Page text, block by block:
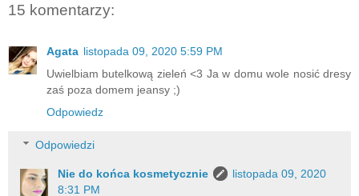
15 komentarzy:
Agata listopada 09, 2020 5:59 PM
Uwielbiam butelkową zieleń <3 Ja w domu wole nosić dresy
zaś poza domem jeansy ;)
Odpowiedz
Odpowiedzi
Nie do końca kosmetycznie
listopada 09, 2020
8:31 PM